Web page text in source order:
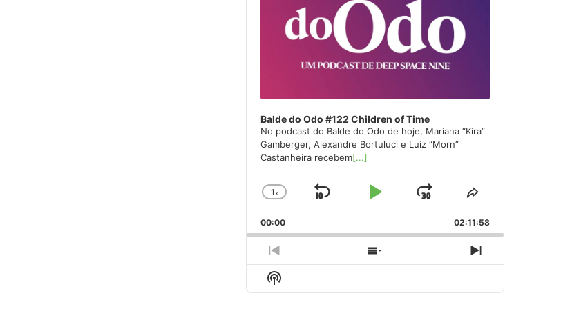
Balde do Odo #122 Children of Time
No podcast do Balde do Odo de hoje, Mariana “Kira”
Gamberger, Alexandre Bortuluci e Luiz “Morn”
Castanheira recebem[...]
Change
Rate
1x
Skip
Play
Jump
Forward
Share
Episode
00:00 02:11:58
Previous
Episode
Show
Episodes
Next
Episode
Show
Podcast